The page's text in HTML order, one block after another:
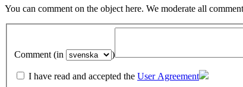
You can comment on the object here. We moderate all
Comment (in )
I have read and accepted the User Agreement